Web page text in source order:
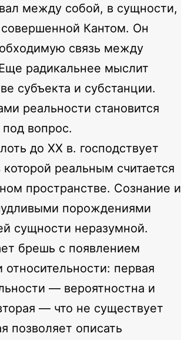
между собой, в сущности,
Кантом. Он
связь между
радикальнее мыслит
субъекта и субстанции.
реальности становится
вопрос.
до XX в. господствует
реальным считается
пространстве. Сознание и
порождениями
сущности неразумной.
брешь с появлением
первая
— вероятностна и
— что не существует
позволяет описать